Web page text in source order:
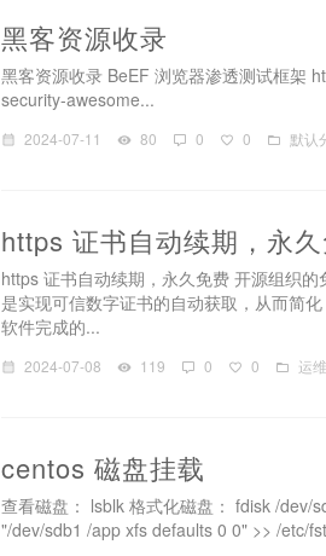
黑客资源收录
黑客资源收录 BeEF 浏览器渗透测试框架
security-awesome...
2024-07-11 80 0 0 默认
https 证书自动续期，永
https 证书自动续期，永久免费 开源组织
是实现可信数字证书的自动获取，从而简
软件完成的...
2024-07-08 119 0 0 运维
centos 磁盘挂载
查看磁盘： lsblk 格式化磁盘： fdisk /dev/
"/dev/sdb1 /app xfs defaults 0 0" >> /etc/